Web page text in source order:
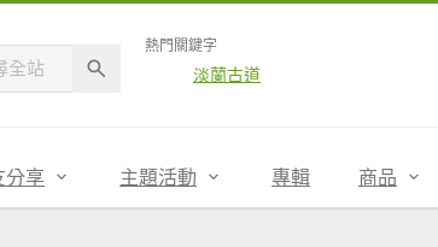
熱門關鍵字
淡蘭古道
分享 主題活動 專輯 商品